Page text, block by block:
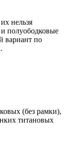
нельзя
и полуободковые
вариант по
(без рамки),
титановых